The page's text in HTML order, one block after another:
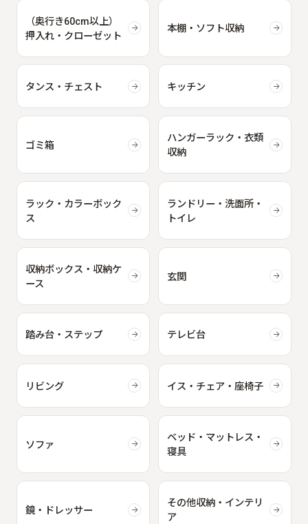
（奥行き60cm以上）
押入れ・クローゼット
本棚・ソフト収納
タンス・チェスト キッチン
ゴミ箱
ハンガーラック・衣類
収納
ラック・カラーボック
ス
ランドリー・洗面所・
トイレ
収納ボックス・収納ケ
ース
玄関
踏み台・ステップ テレビ台
リビング イス・チェア・座椅子
ソファ
ベッド・マットレス・
寝具
鏡・ドレッサー
その他収納・インテリ
ア